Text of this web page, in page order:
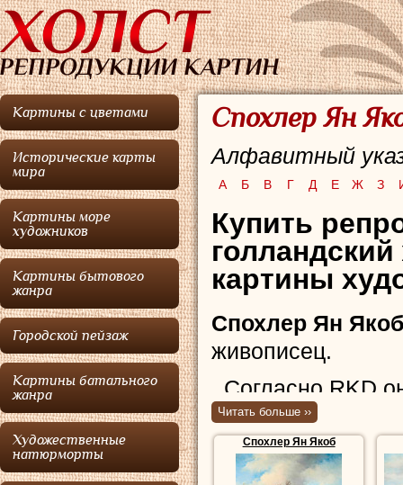
Картины с цветами
Исторические карты
мира
Картины море
художников
Картины бытового
жанра
Городской пейзаж
Картины батального
жанра
Художественные
натюрморты
Спохлер Ян
Алфавитный
А Б В Г Д Е Ж З
Купить
картины
Спохлер Ян Якоб
живописец.
Согласно RKD
Виллема
Koninklijke в
Спохлер
Читать больше ››
Спохлер Ян Якоб